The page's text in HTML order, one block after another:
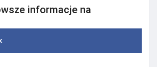
informacje na